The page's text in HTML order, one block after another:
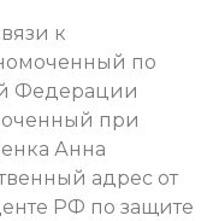
к
по
Федерации
при
Анна
адрес от
РФ по защите